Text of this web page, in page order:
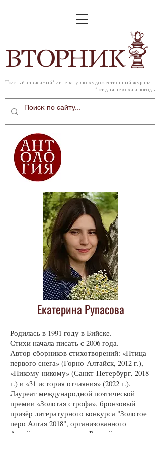
ВТОРНИК
Толстый зависимый* литературно-художественный журнал
* от дня недели и погоды
Екатерина Рупасова
Родилась в 1991 году в Бийске.
Стихи начала писать с 2006 года.
Автор сборников стихотворений: «Птица
первого снега» (Горно-Алтайск, 2012 г.),
«Никому-никому» (Санкт-Петербург, 2018
г.) и «31 история отчаяния» (2022 г.).
Лауреат международной поэтической
премии «Золотая строфа», бронзовый
призёр литературного конкурса "Золотое
перо Алтая 2018", организованного
Алтайским отделением Российского